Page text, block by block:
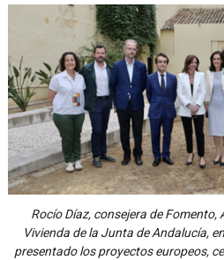
Rocío Díaz, consejera de
Vivienda de la Junta de Andalucía,
presentado los proyectos europeos,